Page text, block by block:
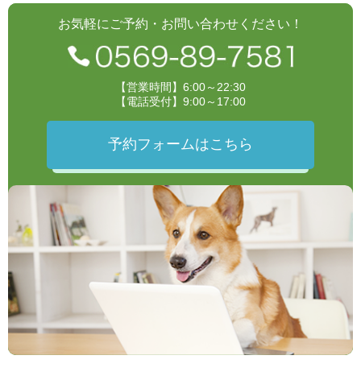
お気軽にご予約・お問い合わせください！
【営業時間】6:00～22:30
【電話受付】9:00～17:00
予約フォームはこちら